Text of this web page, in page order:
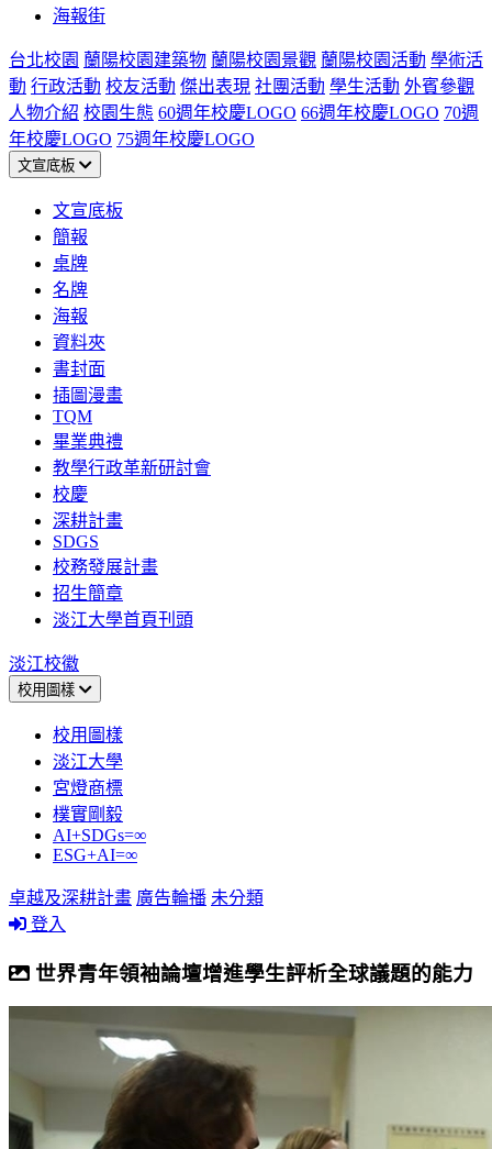
海報街
台北校園 蘭陽校園建築物 蘭陽校園景觀 蘭陽校園活動 學術活
動 行政活動 校友活動 傑出表現 社團活動 學生活動 外賓參觀
人物介紹 校園生態 60週年校慶LOGO 66週年校慶LOGO 70週
年校慶LOGO 75週年校慶LOGO
文宣底板
文宣底板
簡報
桌牌
名牌
海報
資料夾
書封面
插圖漫畫
TQM
畢業典禮
教學行政革新研討會
校慶
深耕計畫
SDGS
校務發展計畫
招生簡章
淡江大學首頁刊頭
淡江校徽
校用圖樣
校用圖樣
淡江大學
宮燈商標
樸實剛毅
AI+SDGs=∞
ESG+AI=∞
卓越及深耕計畫 廣告輪播 未分類
登入
世界青年領袖論壇增進學生評析全球議題的能力